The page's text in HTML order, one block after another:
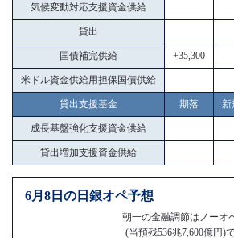
気候変動対応支援資金供給
貸出
国債補完供給 +35,300
米ドル資金供給用担保国債供給
貸出支援基金 期落 新
成長基盤強化支援資金供給
貸出増加支援資金供給
6月8日の日銀オペ予想
朝一の金融調節はノーオ
(当預残536兆7,600億円)